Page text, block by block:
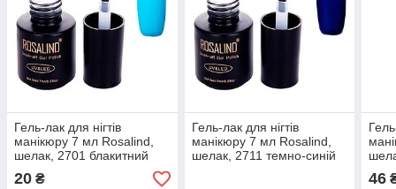
Гель-лак для нігтів
манікюру 7 мл Rosalind,
шелак, 2701 блакитний
(002073)
20 ₴
Гель-лак для нігтів
манікюру 7 мл Rosalind,
шелак, 2711 темно-синій
46